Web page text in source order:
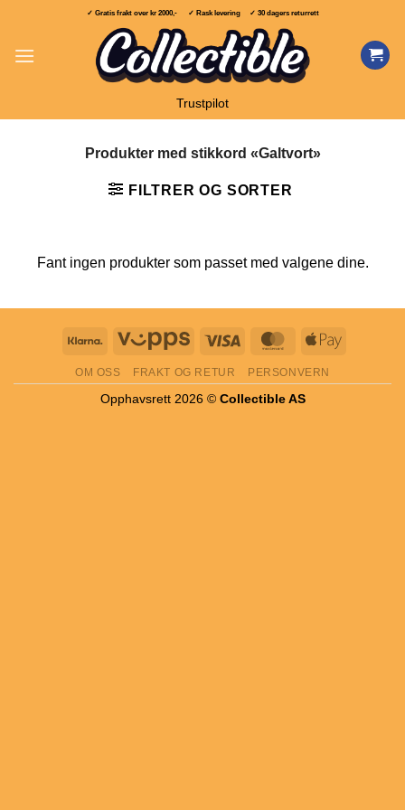
content
✓ Gratis frakt over kr 2000,-✓ Rask levering ✓ 30 dagers returrett
Trustpilot
Produkter med stikkord «Galtvort»
FILTRER OG SORTER
Fant ingen produkter som passet med valgene dine.
Klarna Vipps Visa MasterCardApple
OM OSS FRAKT OG RETUR PERSONVERN
Opphavsrett 2026 © Collectible AS